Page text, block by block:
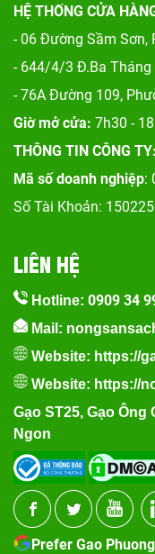
HỆ THỐNG CỬA
- 06 Đường Sầm Sơn,
- 644/4/3 Đ.Ba Tháng
- 76A Đường 109,
Giờ mở cửa: 7h30 -
THÔNG TIN CÔNG TY:
Mã số doanh nghiệp:
Số Tài Khoản:
LIÊN HỆ
Hotline: 0909 34
Mail:
Website: https://
Website: https://
Gạo ST25, Gạo Ông
Ngon
Prefer Gao